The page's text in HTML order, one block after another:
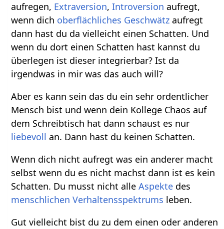
aufregen, Extraversion,Introversion aufregt,
wenn dich oberflächliches Geschwätz aufregt
dann hast du da vielleicht einen Schatten. Und
wenn du dort einen Schatten hast kannst du
überlegen ist dieser integrierbar? Ist da
irgendwas in mir was das auch will?
Aber es kann sein das du ein sehr ordentlicher
Mensch bist und wenn dein Kollege Chaos auf
dem Schreibtisch hat dann schaust es nur
liebevoll an. Dann hast du keinen Schatten.
Wenn dich nicht aufregt was ein anderer macht
selbst wenn du es nicht machst dann ist es kein
Schatten. Du musst nicht alleAspekte des
menschlichen Verhaltensspektrums leben.
Gut vielleicht bist du zu dem einen oder anderen